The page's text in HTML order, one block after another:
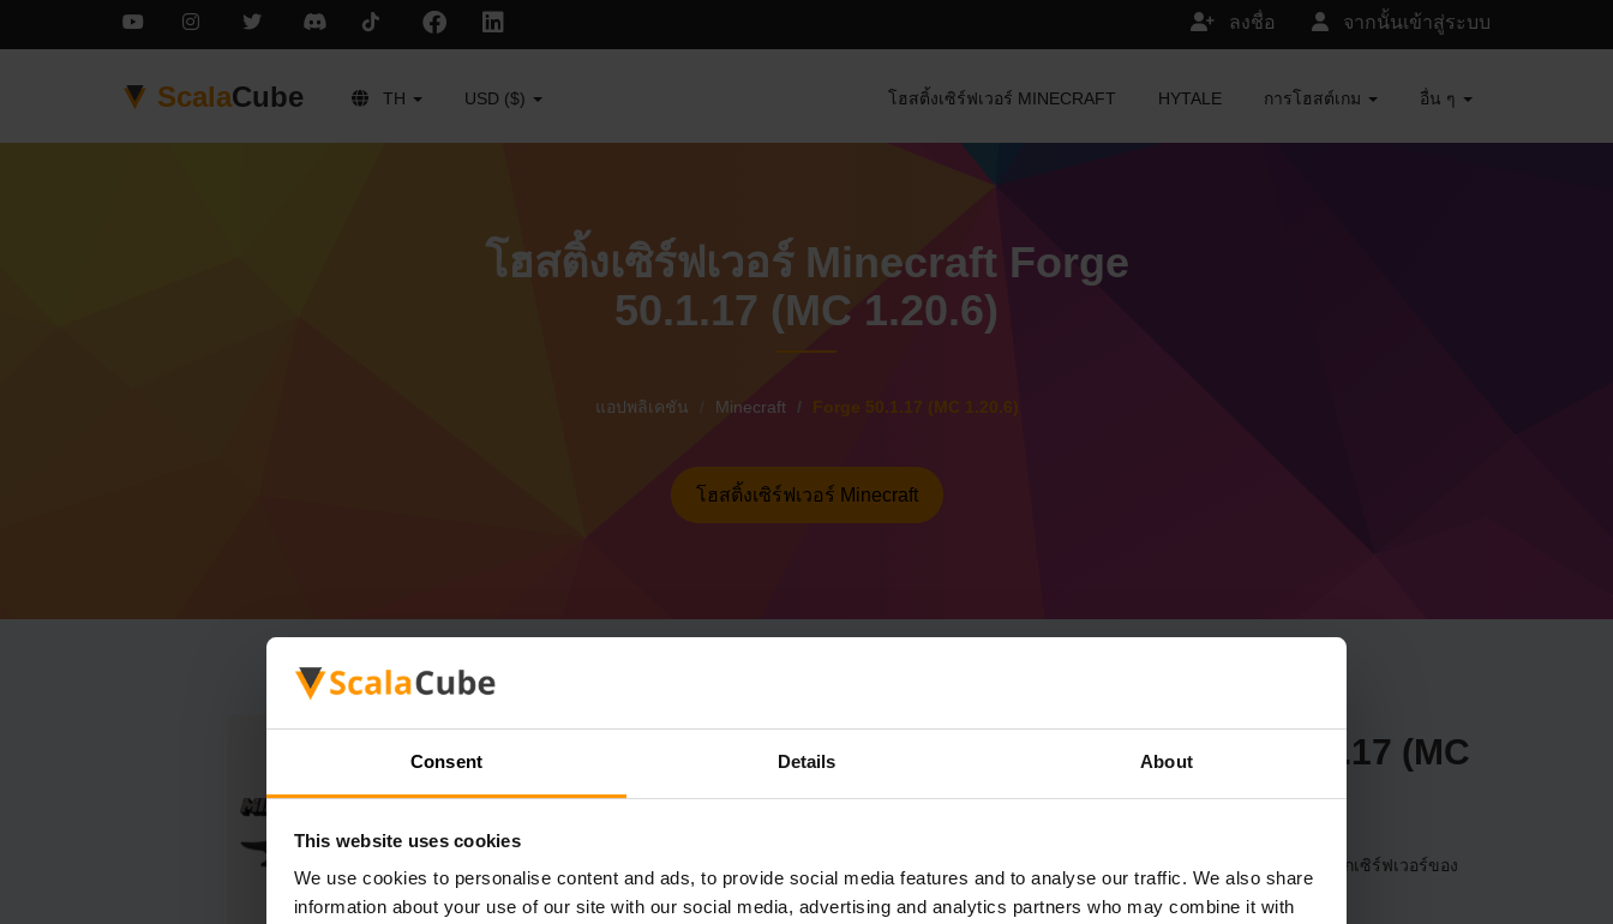
Consent Details About
This website uses cookies
We use cookies to personalise content and ads, to provide social media features and to analyse our traffic. We also share
information about your use of our site with our social media, advertising and analytics partners who may combine it with
จากนั้นเข้าสู่ระบบ
ลงชื่อ
ScalaCube TH USD ($) โฮสติ้งเซิร์ฟเวอร์ MINECRAFT HYTALE การโฮสต์เกม อื่น ๆ
โฮสติ้งเซิร์ฟเวอร์ Minecraft Forge
50.1.17 (MC 1.20.6)
แอปพลิเคชัน Minecraft Forge 50.1.17 (MC 1.20.6)
โฮสติ้งเซิร์ฟเวอร์ Minecraft
วิธีสร้างเซิร์ฟเวอร์ Minecraft Forge 50.1.17 (MC
1.20.6)เซิร์ฟเวอร์
(เซิร์ฟเวอร์→เลือกเซิร์ฟเวอร์ของ
คุณ→เซิร์ฟเวอร์เกม→เพิ่มเซิร์ฟเวอร์เกม→ Forge 50.1.17 (MC 1.20.6))
สนุกกับการเล่นบนเซิร์ฟเวอร์!